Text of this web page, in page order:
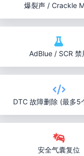
爆裂声 / Crackle
AdBlue / SCR 禁
DTC 故障删除 (最多5
安全气囊复位